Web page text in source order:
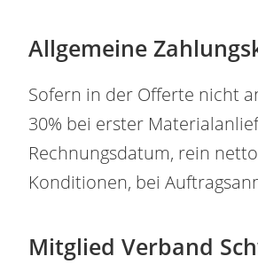
Allgemeine
Sofern in der Offerte nicht
30% bei erster
Rechnungsdatum, rein
Konditionen, bei
Mitglied Verband